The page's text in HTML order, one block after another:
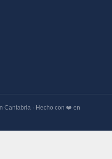
Cantabria · Hecho con ❤️ en